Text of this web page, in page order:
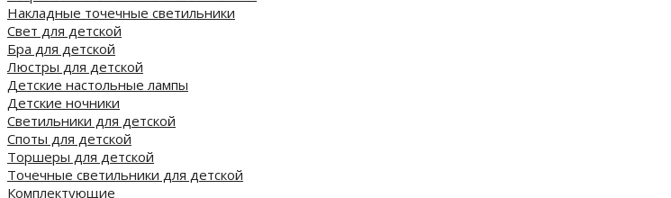
Накладные точечные светильники
Свет для детской
Бра для детской
Люстры для детской
Детские настольные лампы
Детские ночники
Светильники для детской
Споты для детской
Торшеры для детской
Точечные светильники для детской
Комплектующие